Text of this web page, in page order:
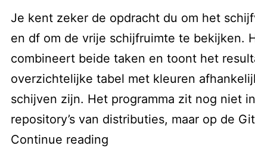
Je kent zeker de opdracht du om het
en df om de vrije schijfruimte te bekijken.
combineert beide taken en toont het
overzichtelijke tabel met kleuren
schijven zijn. Het programma zit nog niet
repository’s van distributies, maar op de
Continue readingExperttips